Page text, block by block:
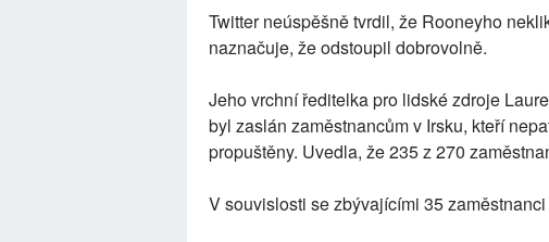
Twitter neúspěšně tvrdil, že Rooneyho
naznačuje, že odstoupil dobrovolně.
Jeho vrchní ředitelka pro lidské zdroje
byl zaslán zaměstnancům v Irsku, kteří
propuštěny. Uvedla, že 235 z 270
V souvislosti se zbývajícími 35